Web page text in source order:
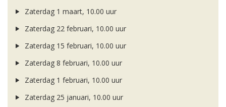
Zaterdag 1 maart, 10.00 uur
Zaterdag 22 februari, 10.00 uur
Zaterdag 15 februari, 10.00 uur
Zaterdag 8 februari, 10.00 uur
Zaterdag 1 februari, 10.00 uur
Zaterdag 25 januari, 10.00 uur